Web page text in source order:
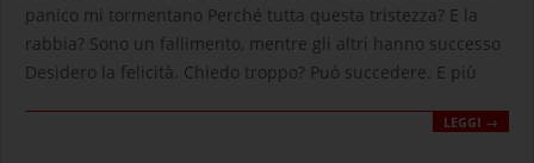
panico mi tormentano Perché tutta questa tristezza? E la
rabbia? Sono un fallimento, mentre gli altri hanno successo
Desidero la felicità. Chiedo troppo? Può succedere. E più
LEGGI →